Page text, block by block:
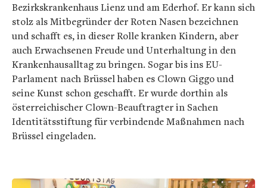
Bezirkskrankenhaus Lienz und am Ederhof. Er kann sich
stolz als Mitbegründer der Roten Nasen bezeichnen
und schafft es, in dieser Rolle kranken Kindern, aber
auch Erwachsenen Freude und Unterhaltung in den
Krankenhausalltag zu bringen. Sogar bis ins EU-
Parlament nach Brüssel haben es Clown Giggo und
seine Kunst schon geschafft. Er wurde dorthin als
österreichischer Clown-Beauftragter in Sachen
Identitätsstiftung für verbindende Maßnahmen nach
Brüssel eingeladen.